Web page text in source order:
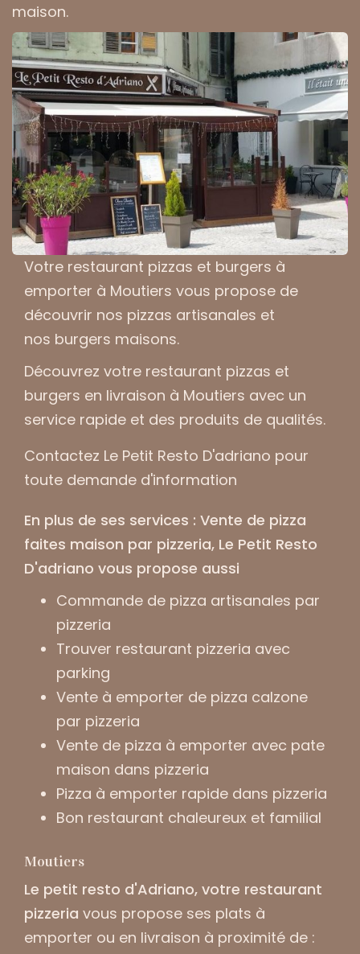
maison.
Votre restaurant pizzas et burgers à
emporter à Moutiers vous propose de
découvrir nos pizzas artisanales et
nos burgers maisons.
Découvrez votre restaurant pizzas et
burgers en livraison à Moutiers avec un
service rapide et des produits de qualités.
Contactez Le Petit Resto D'adriano pour
toute demande d'information
En plus de ses services : Vente de pizza
faites maison par pizzeria, Le Petit Resto
D'adriano vous propose aussi
Commande de pizza artisanales par
pizzeria
Trouver restaurant pizzeria avec
parking
Vente à emporter de pizza calzone
par pizzeria
Vente de pizza à emporter avec pate
maison dans pizzeria
Pizza à emporter rapide dans pizzeria
Bon restaurant chaleureux et familial
Moutiers
Le petit resto d'Adriano, votre restaurant
pizzeria vous propose ses plats à
emporter ou en livraison à proximité de :